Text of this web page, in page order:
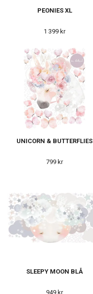
PEONIES XL
1 399 kr
UNICORN & BUTTERFLIES
799 kr
SLEEPY MOON BLÅ
949 kr